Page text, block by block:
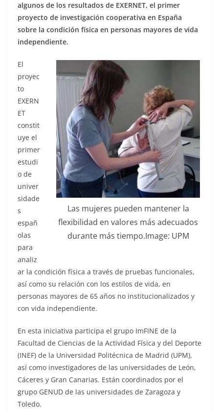
algunos de los resultados de EXERNET, el primer
proyecto de investigación cooperativa en España
sobre la condición física en personas mayores de vida
independiente.
Las mujeres pueden mantener la
flexibilidad en valores más adecuados
durante más tiempo.Image: UPM
El
proyec
to
EXERN
ET
constit
uye el
primer
estudi
o de
univer
sidade
s
españ
olas
para
analiz
ar la condición física a través de pruebas funcionales,
así como su relación con los estilos de vida, en
personas mayores de 65 años no institucionalizados y
con vida independiente.
En esta iniciativa participa el grupo ImFINE de la
Facultad de Ciencias de la Actividad Física y del Deporte
(INEF) de la Universidad Politécnica de Madrid (UPM),
así como investigadores de las universidades de León,
Cáceres y Gran Canarias. Están coordinados por el
grupo GENUD de las universidades de Zaragoza y
Toledo.